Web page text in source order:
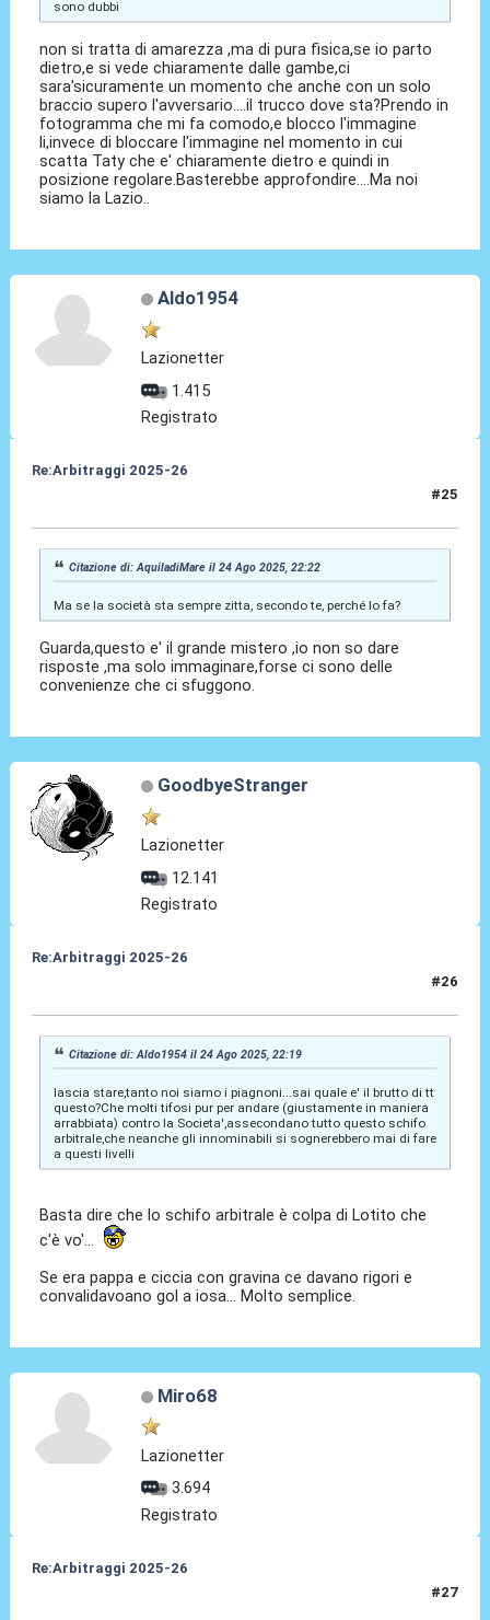
sono dubbi
non si tratta di amarezza ,ma di pura fisica,se io parto
dietro,e si vede chiaramente dalle gambe,ci
sara'sicuramente un momento che anche con un solo
braccio supero l'avversario....il trucco dove sta?Prendo in
fotogramma che mi fa comodo,e blocco l'immagine
li,invece di bloccare l'immagine nel momento in cui
scatta Taty che e' chiaramente dietro e quindi in
posizione regolare.Basterebbe approfondire....Ma noi
siamo la Lazio..
Aldo1954
Lazionetter
1.415
Registrato
Re:Arbitraggi 2025-26
#25
Citazione di: AquiladiMare il 24 Ago 2025, 22:22
Ma se la società sta sempre zitta, secondo te, perché lo fa?
Guarda,questo e' il grande mistero ,io non so dare
risposte ,ma solo immaginare,forse ci sono delle
convenienze che ci sfuggono.
GoodbyeStranger
Lazionetter
12.141
Registrato
Re:Arbitraggi 2025-26
#26
Citazione di: Aldo1954 il 24 Ago 2025, 22:19
lascia stare,tanto noi siamo i piagnoni...sai quale e' il brutto di tt
questo?Che molti tifosi pur per andare (giustamente in maniera
arrabbiata) contro la Societa',assecondano tutto questo schifo
arbitrale,che neanche gli innominabili si sognerebbero mai di fare
a questi livelli
Basta dire che lo schifo arbitrale è colpa di Lotito che
c'è vo'...
Se era pappa e ciccia con gravina ce davano rigori e
convalidavoano gol a iosa... Molto semplice.
Miro68
Lazionetter
3.694
Registrato
Re:Arbitraggi 2025-26
#27